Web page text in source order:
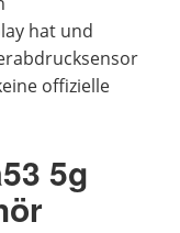
hat und
offizielle
5g